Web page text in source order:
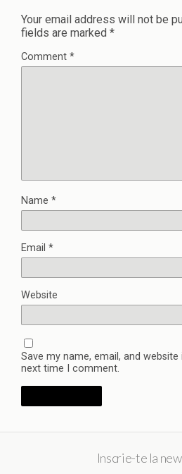
Your email address will not be
fields are marked *
Comment *
Name *
Email *
Website
Save my name, email, and
next time I comment.
Inscrie-te la